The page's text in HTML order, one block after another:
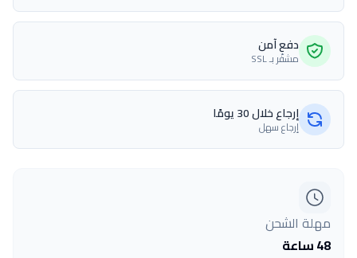
دفع آمن
مشفّر بـ SSL
إرجاع خلال 30 يومًا
إرجاع سهل
مهلة الشحن
48 ساعة